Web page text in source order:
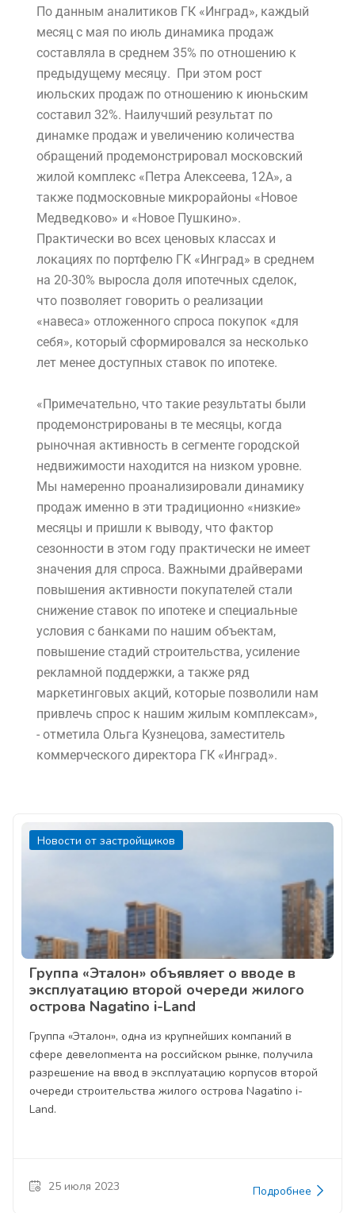
По данным аналитиков ГК «Инград», каждый
месяц с мая по июль динамика продаж
составляла в среднем 35% по отношению к
предыдущему месяцу. При этом рост
июльских продаж по отношению к июньским
составил 32%. Наилучший результат по
динамке продаж и увеличению количества
обращений продемонстрировал московский
жилой комплекс «Петра Алексеева, 12А», а
также подмосковные микрорайоны «Новое
Медведково» и «Новое Пушкино».
Практически во всех ценовых классах и
локациях по портфелю ГК «Инград» в среднем
на 20-30% выросла доля ипотечных сделок,
что позволяет говорить о реализации
«навеса» отложенного спроса покупок «для
себя», который сформировался за несколько
лет менее доступных ставок по ипотеке.
«Примечательно, что такие результаты были
продемонстрированы в те месяцы, когда
рыночная активность в сегменте городской
недвижимости находится на низком уровне.
Мы намеренно проанализировали динамику
продаж именно в эти традиционно «низкие»
месяцы и пришли к выводу, что фактор
сезонности в этом году практически не имеет
значения для спроса. Важными драйверами
повышения активности покупателей стали
снижение ставок по ипотеке и специальные
условия с банками по нашим объектам,
повышение стадий строительства, усиление
рекламной поддержки, а также ряд
маркетинговых акций, которые позволили нам
привлечь спрос к нашим жилым комплексам»,
- отметила Ольга Кузнецова, заместитель
коммерческого директора ГК «Инград».
Новости от застройщиков
Группа «Эталон» объявляет о вводе в
эксплуатацию второй очереди жилого
острова Nagatino i-Land
Группа «Эталон», одна из крупнейших компаний в
сфере девелопмента на российском рынке, получила
разрешение на ввод в эксплуатацию корпусов второй
очереди строительства жилого острова Nagatino i-
Land.
25 июля 2023 Подробнее